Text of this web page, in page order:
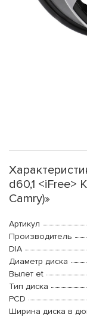
d60,1 <iFree>
Camry)»
Артикул
Производитель
DIA
Диаметр диска
Вылет et
Тип диска
PCD
Ширина диска в